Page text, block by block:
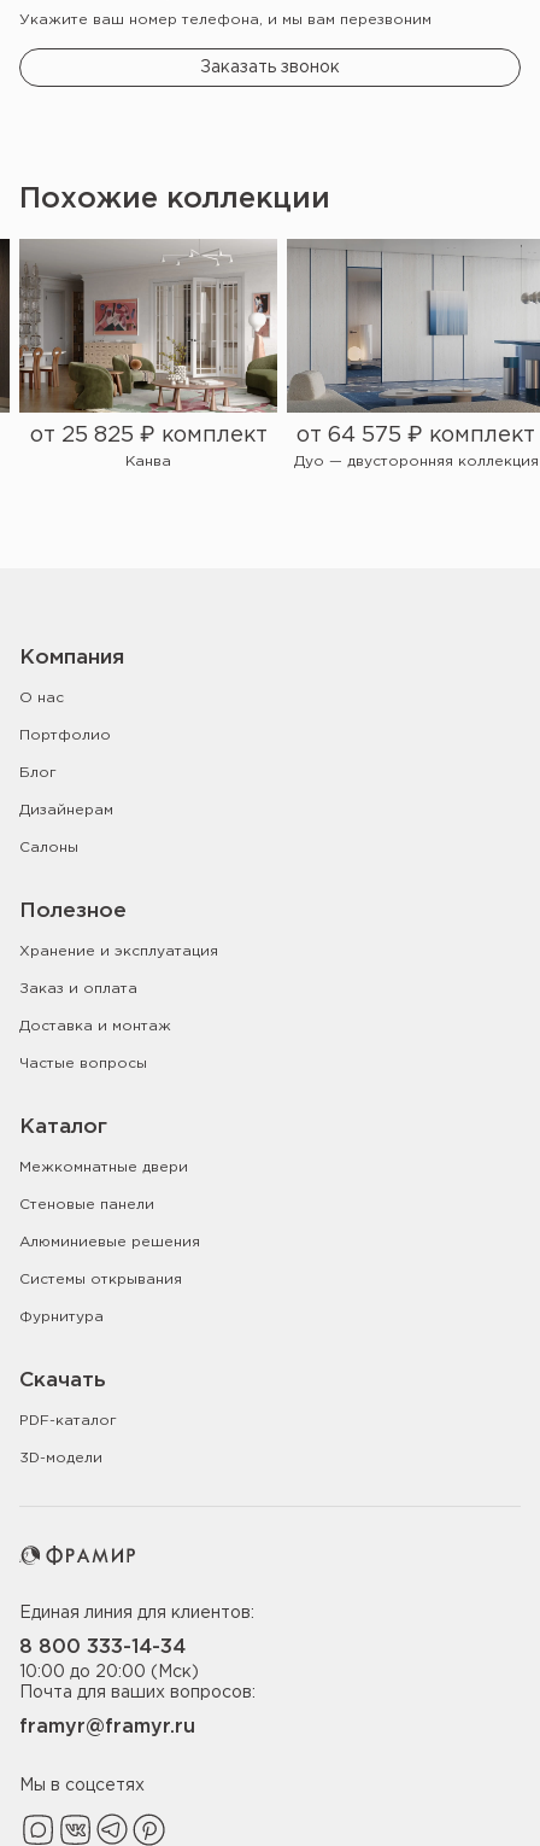
Укажите ваш номер телефона, и мы вам перезвоним
Заказать звонок
Похожие коллекции
от 25 825 ₽ комплект
Канва
от 64 575 ₽ комплект
Дуо — двусторонняя коллекция
Компания
О нас
Портфолио
Блог
Дизайнерам
Салоны
Полезное
Хранение и эксплуатация
Заказ и оплата
Доставка и монтаж
Частые вопросы
Каталог
Межкомнатные двери
Стеновые панели
Алюминиевые решения
Системы открывания
Фурнитура
Скачать
PDF-каталог
3D-модели
Единая линия для клиентов:
8 800 333-14-34
10:00 до 20:00 (Мск)
Почта для ваших вопросов:
framyr@framyr.ru
Мы в соцсетях